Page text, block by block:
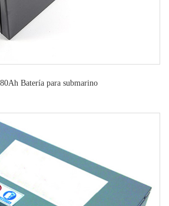
Batería para submarino